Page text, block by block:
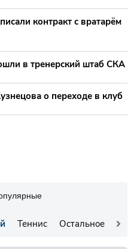
Теннис Остальное
контракт с вратарём
в тренерский штаб СКА
о переходе в клуб